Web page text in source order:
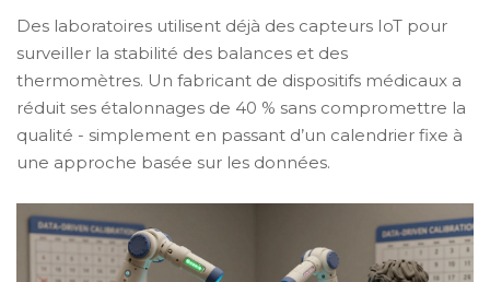
Des laboratoires utilisent déjà des capteurs IoT pour
surveiller la stabilité des balances et des
thermomètres. Un fabricant de dispositifs médicaux a
réduit ses étalonnages de 40 % sans compromettre la
qualité - simplement en passant d’un calendrier fixe à
une approche basée sur les données.